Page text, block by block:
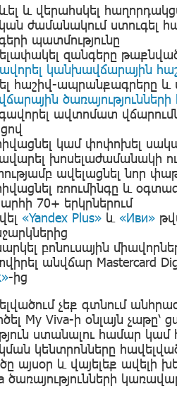
և վերահսկել
ժամանակում ստուգել
պատմությունը
զանգերը
կանխավճարային
հաշիվ-ապրանքագրերը
ավտոմատ
կամ փոփոխել
խոսելաժամանակի
ավելացնել նոր
ռոումինգը և
70+ երկրներում
«Yandex Plus» և «Иви»
բոնուսային
անվճար Mastercard
-ից
չեք գտնում
My Viva-ի օնլայն
ստանալու համար
կենտրոնները
այսօր և վայելեք
ծառայությունների